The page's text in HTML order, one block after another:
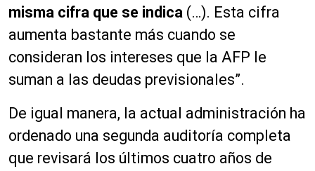
misma cifra que se indica (…). Esta cifra
aumenta bastante más cuando se
consideran los intereses que la AFP le
suman a las deudas previsionales”.
De igual manera, la actual administración ha
ordenado una segunda auditoría completa
que revisará los últimos cuatro años de